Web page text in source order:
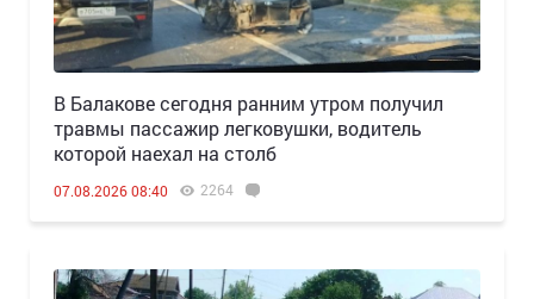
В Балакове сегодня ранним утром получил
травмы пассажир легковушки, водитель
которой наехал на столб
07.08.2026 08:40 2264